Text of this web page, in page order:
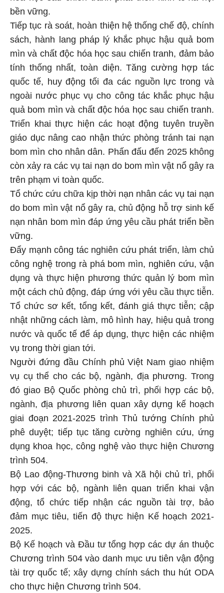
bền vững.
Tiếp tục rà soát, hoàn thiện hệ thống chế độ, chính
sách, hành lang pháp lý khắc phục hậu quả bom
mìn và chất độc hóa học sau chiến tranh, đảm bảo
tính thống nhất, toàn diện. Tăng cường hợp tác
quốc tế, huy động tối đa các nguồn lực trong và
ngoài nước phục vụ cho công tác khắc phục hậu
quả bom mìn và chất độc hóa học sau chiến tranh.
Triển khai thực hiện các hoạt động tuyên truyền
giáo dục nâng cao nhận thức phòng tránh tai nạn
bom mìn cho nhân dân. Phấn đấu đến 2025 không
còn xảy ra các vụ tai nạn do bom mìn vật nổ gây ra
trên phạm vi toàn quốc.
Tổ chức cứu chữa kịp thời nạn nhân các vụ tai nạn
do bom mìn vật nổ gây ra, chủ động hỗ trợ sinh kế
nạn nhân bom mìn đáp ứng yêu cầu phát triển bền
vững.
Đẩy mạnh công tác nghiên cứu phát triển, làm chủ
công nghệ trong rà phá bom mìn, nghiên cứu, vận
dụng và thực hiện phương thức quản lý bom mìn
một cách chủ động, đáp ứng với yêu cầu thực tiễn.
Tổ chức sơ kết, tổng kết, đánh giá thực tiễn; cập
nhật những cách làm, mô hình hay, hiệu quả trong
nước và quốc tế để áp dụng, thực hiện các nhiệm
vụ trong thời gian tới.
Người đứng đầu Chính phủ Việt Nam giao nhiệm
vụ cụ thể cho các bộ, ngành, địa phương. Trong
đó giao Bộ Quốc phòng chủ trì, phối hợp các bộ,
ngành, địa phương liên quan xây dựng kế hoạch
giai đoạn 2021-2025 trình Thủ tướng Chính phủ
phê duyệt; tiếp tục tăng cường nghiên cứu, ứng
dụng khoa học, công nghệ vào thực hiện Chương
trình 504.
Bộ Lao động-Thương binh và Xã hội chủ trì, phối
hợp với các bộ, ngành liên quan triển khai vận
động, tổ chức tiếp nhận các nguồn tài trợ, bảo
đảm mục tiêu, tiến độ thực hiện Kế hoạch 2021-
2025.
Bộ Kế hoạch và Đầu tư tổng hợp các dự án thuộc
Chương trình 504 vào danh mục ưu tiên vận động
tài trợ quốc tế; xây dựng chính sách thu hút ODA
cho thực hiện Chương trình 504.